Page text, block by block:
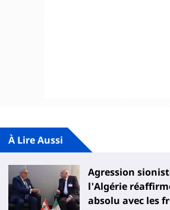
À Lire Aussi
Agression
l'Algérie
absolu avec les